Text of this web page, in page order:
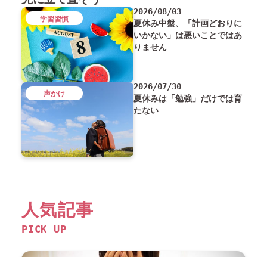
2026/08/03
夏休み中盤、「計画どおりに
いかない」は悪いことではあ
りません
学習習慣
2026/07/30
夏休みは「勉強」だけでは育
たない
声かけ
人気記事
PICK UP